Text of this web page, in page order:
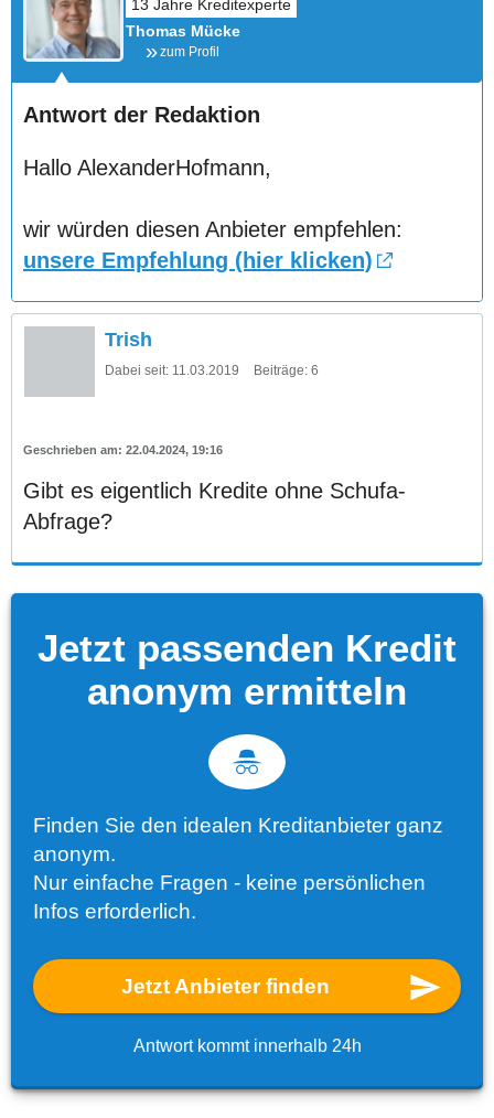
Thomas Mücke
zum Profil
Antwort der Redaktion
Hallo AlexanderHofmann,
wir würden diesen Anbieter empfehlen:
unsere Empfehlung (hier klicken)
Trish
Dabei seit: 11.03.2019 Beiträge: 6
22.04.2024, 19:16
Gibt es eigentlich Kredite ohne Schufa-
Abfrage?
Jetzt passenden Kredit
anonym ermitteln
Finden Sie den idealen Kreditanbieter ganz
anonym.
Nur einfache Fragen - keine persönlichen
Infos erforderlich.
Jetzt Anbieter finden
Antwort kommt innerhalb 24h